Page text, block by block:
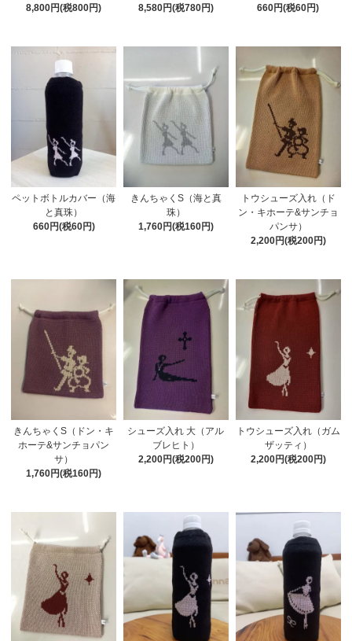
8,800円(税800円)
8,580円(税780円)
660円(税60円)
ペットボトルカバー（海
と真珠）
660円(税60円)
きんちゃくS（海と真
珠）
1,760円(税160円)
トウシューズ入れ（ド
ン・キホーテ&サンチョ
パンサ）
2,200円(税200円)
きんちゃくS（ドン・キ
ホーテ&サンチョパン
サ）
1,760円(税160円)
シューズ入れ 大（アル
ブレヒト）
2,200円(税200円)
トウシューズ入れ（ガム
ザッティ）
2,200円(税200円)